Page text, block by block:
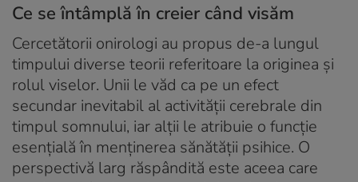
Ce se întâmplă în creier când visăm
Cercetătorii onirologi au propus de-a lungul
timpului diverse teorii referitoare la originea și
rolul viselor. Unii le văd ca pe un efect
secundar inevitabil al activității cerebrale din
timpul somnului, iar alții le atribuie o funcție
esențială în menținerea sănătății psihice. O
perspectivă larg răspândită este aceea care